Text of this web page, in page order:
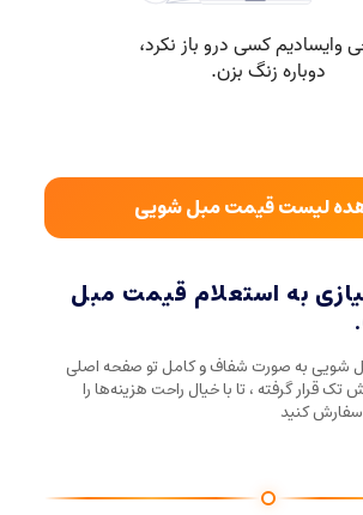
لیست قیمت مبل شویی
به استعلام قیمت مبل
شویی به صورت شفاف و کامل تو صفحه اصلی
تک قرار گرفته ، تا با خیال راحت هزینه‌ها را
کنید